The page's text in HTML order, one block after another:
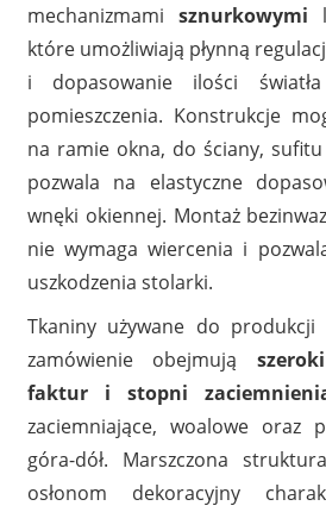
mechanizmami sznurkowymi
które umożliwiają płynną
i dopasowanie ilości
pomieszczenia. Konstrukcje
na ramie okna, do ściany,
pozwala na elastyczne
wnęki okiennej. Montaż
nie wymaga wiercenia i
uszkodzenia stolarki.
Tkaniny używane do
zamówienie obejmują
faktur i stopni
zaciemniające, woalowe oraz
góra-dół. Marszczona
osłonom dekoracyjny